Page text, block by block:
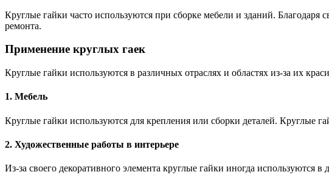
Круглые гайки часто используются при сборке мебели и зданий.
ремонта.
Применение круглых гаек
Круглые гайки используются в различных отраслях и областях из-за их
1. Мебель
Круглые гайки используются для крепления или сборки деталей. Круглые
2. Художественные работы в интерьере
Из-за своего декоративного элемента круглые гайки иногда используются